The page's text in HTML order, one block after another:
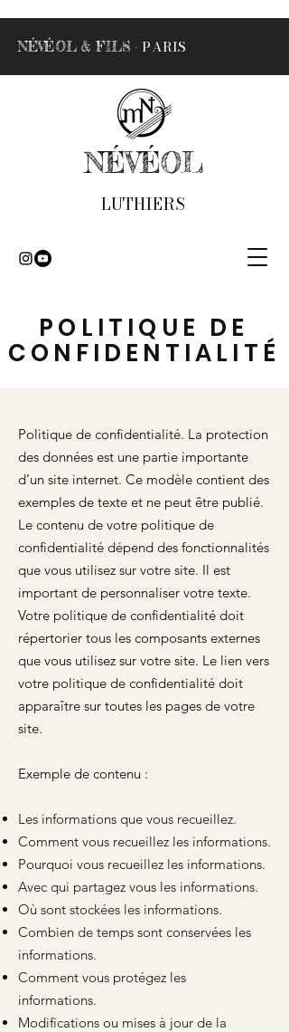
NÉVÉOL & FILS - PARIS
NÉVÉOL
LUTHIERS
POLITIQUE DE
CONFIDENTIALITÉ
Politique de confidentialité. La protection
des données est une partie importante
d’un site internet. Ce modèle contient des
exemples de texte et ne peut être publié.
Le contenu de votre politique de
confidentialité dépend des fonctionnalités
que vous utilisez sur votre site. Il est
important de personnaliser votre texte.
Votre politique de confidentialité doit
répertorier tous les composants externes
que vous utilisez sur votre site. Le lien vers
votre politique de confidentialité doit
apparaître sur toutes les pages de votre
site.
Exemple de contenu :
Les informations que vous recueillez.
Comment vous recueillez les informations.
Pourquoi vous recueillez les informations.
Avec qui partagez vous les informations.
Où sont stockées les informations.
Combien de temps sont conservées les
informations.
Comment vous protégez les
informations.
Modifications ou mises à jour de la